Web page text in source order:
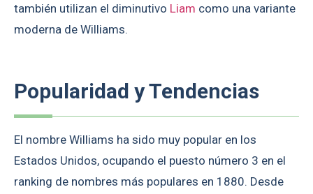
también utilizan el diminutivo Liam como una variante
moderna de Williams.
Popularidad y Tendencias
El nombre Williams ha sido muy popular en los
Estados Unidos, ocupando el puesto número 3 en el
ranking de nombres más populares en 1880. Desde